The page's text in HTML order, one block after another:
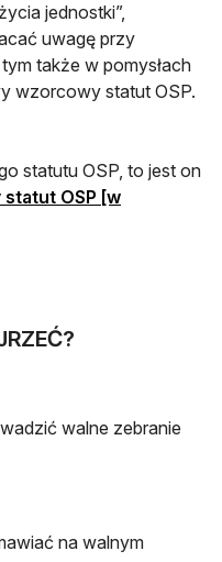
jednostki”,
uwagę przy
także w pomysłach
wzorcowy statut OSP.
statutu OSP, to jest on
OSP [w
walne zebranie
na walnym